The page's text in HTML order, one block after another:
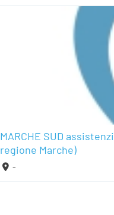
MARCHE SUD
regione Marche)
-